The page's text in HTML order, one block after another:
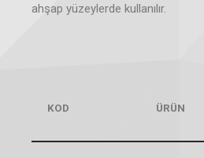
ahşap yüzeylerde kullanılır.
KOD ÜRÜN